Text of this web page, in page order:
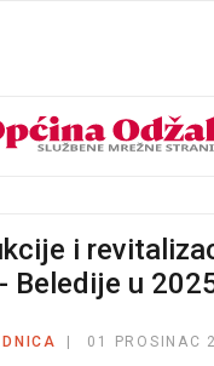
i
Beledije u
01 PROSINAC